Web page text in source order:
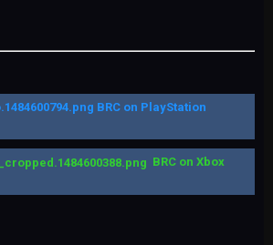
BRC on PlayStation
BRC on Xbox